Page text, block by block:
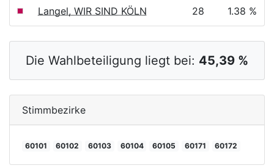
Langel, WIR SIND KÖLN 28 1.38 %
Die Wahlbeteiligung liegt bei: 45,39 %
Stimmbezirke
60101 60102 60103 60104 60105 60171 60172